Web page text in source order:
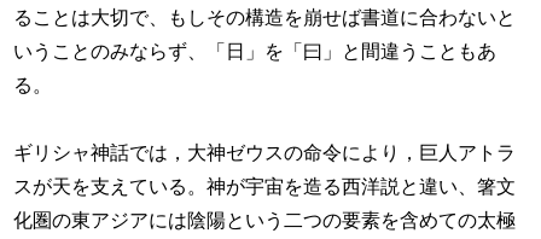
ることは大切で、もしその構造を崩せば書道に合わないと
いうことのみならず、「日」を「曰」と間違うこともあ
る。
ギリシャ神話では，大神ゼウスの命令により，巨人アトラ
スが天を支えている。神が宇宙を造る西洋説と違い、箸文
化圏の東アジアには陰陽という二つの要素を含めての太極